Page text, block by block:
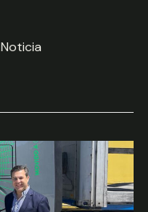
Noticia